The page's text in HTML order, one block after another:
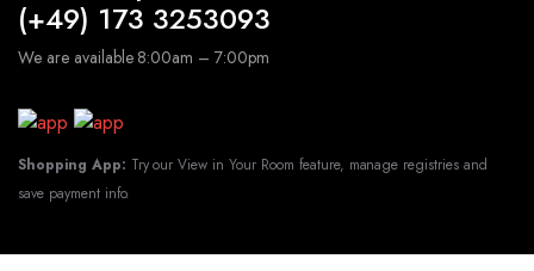
Konfetti-Ballons 5x 12"Schwarz-Ballons 5x 12"Gold-
Ballons
Jahren geeignet.
(+49) 173 3253093
We are available 8:00am – 7:00pm
Shopping App: Try our View in Your Room feature, manage registries and
save payment info.